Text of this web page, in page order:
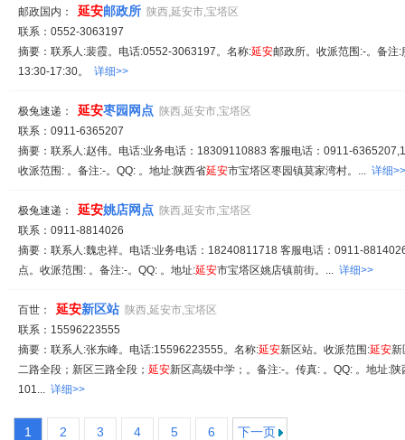
邮政国内： 延安邮政所 陕西,延安市,宝塔区
联系：0552-3063197
摘要：联系人:裴霞。电话:0552-3063197。名称:延安邮政所。收派范围:-。备注
13:30-17:30。 详细>>
极兔速递： 延安枣园网点 陕西,延安市,宝塔区
联系：0911-6365207
摘要：联系人:赵伟。电话:业务电话：18309110883 客服电话：0911-
收派范围: 。备注:-。QQ: 。地址:陕西省延安市宝塔区枣园镇莫家湾村。... 详细>>
极兔速递： 延安姚店网点 陕西,延安市,宝塔区
联系：0911-8814026
摘要：联系人:魏忠祥。电话:业务电话：18240811718 客服电话：0911-
点。收派范围: 。备注:-。QQ: 。地址:延安市宝塔区姚店镇前街。... 详细>>
百世： 延安新区站 陕西,延安市,宝塔区
联系：15596223555
摘要：联系人:张东峰。电话:15596223555。名称:延安新区站。收派范围:延安新
二路全段；新区三路全段； 延安新区高级中学；。备注:-。传真: 。QQ: 。地址:陕
101... 详细>>
1 2 3 4 5 6 下一页